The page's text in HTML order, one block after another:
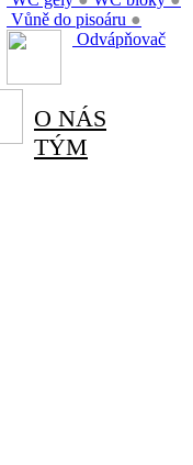
Vůně do pisoáru ●
Odvápňovač
O NÁS
TÝM